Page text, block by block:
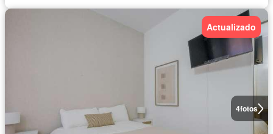
4fotos
Actualizado